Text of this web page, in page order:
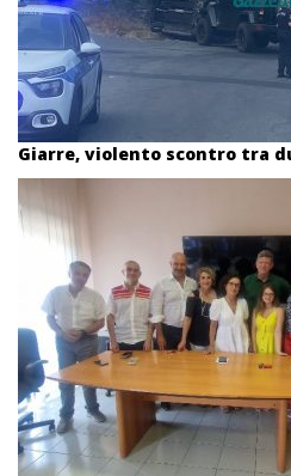
Giarre, violento scontro tra